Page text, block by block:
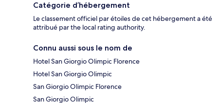
Catégorie d’hébergement
Le classement officiel par étoiles de cet hébergement a été
attribué par the local rating authority.
Connu aussi sous le nom de
Hotel San Giorgio Olimpic Florence
Hotel San Giorgio Olimpic
San Giorgio Olimpic Florence
San Giorgio Olimpic